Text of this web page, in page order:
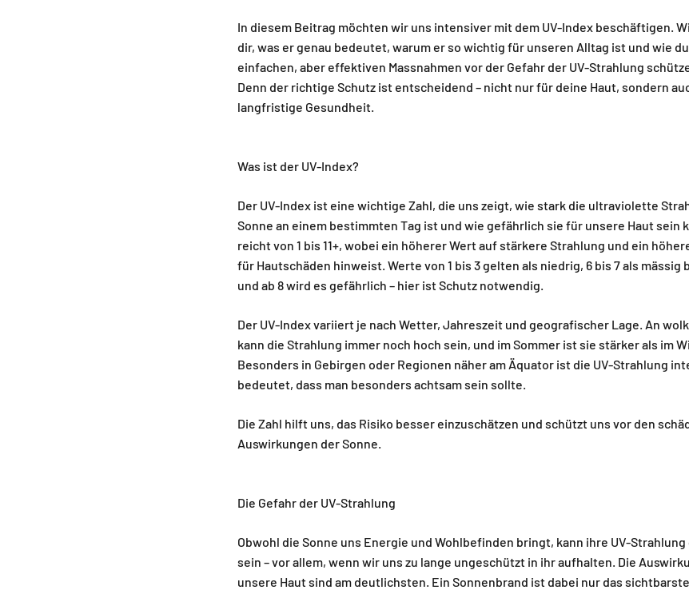
In diesem Beitrag möchten wir uns intensiver mit dem UV-Index beschäftigen.
dir, was er genau bedeutet, warum er so wichtig für unseren Alltag ist und wie
einfachen, aber effektiven Massnahmen vor der Gefahr der UV-Strahlung
Denn der richtige Schutz ist entscheidend – nicht nur für deine Haut, sondern
langfristige Gesundheit.
Was ist der UV-Index?
Der UV-Index ist eine wichtige Zahl, die uns zeigt, wie stark die ultraviolette
Sonne an einem bestimmten Tag ist und wie gefährlich sie für unsere Haut sein
reicht von 1 bis 11+, wobei ein höherer Wert auf stärkere Strahlung und ein
für Hautschäden hinweist. Werte von 1 bis 3 gelten als niedrig, 6 bis 7 als mässig
und ab 8 wird es gefährlich – hier ist Schutz notwendig.
Der UV-Index variiert je nach Wetter, Jahreszeit und geografischer Lage. An
kann die Strahlung immer noch hoch sein, und im Sommer ist sie stärker als im
Besonders in Gebirgen oder Regionen näher am Äquator ist die UV-Strahlung
bedeutet, dass man besonders achtsam sein sollte.
Die Zahl hilft uns, das Risiko besser einzuschätzen und schützt uns vor den
Auswirkungen der Sonne.
Die Gefahr der UV-Strahlung
Obwohl die Sonne uns Energie und Wohlbefinden bringt, kann ihre UV-
sein – vor allem, wenn wir uns zu lange ungeschützt in ihr aufhalten. Die
unsere Haut sind am deutlichsten. Ein Sonnenbrand ist dabei nur das